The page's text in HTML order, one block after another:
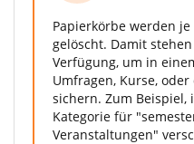
Papierkörbe werden je
gelöscht. Damit
Verfügung, um in
Umfragen, Kurse,
sichern. Zum
Kategorie für
Veranstaltungen"